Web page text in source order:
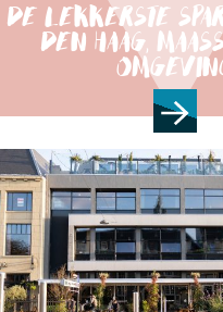
DE LEKKERSTE
DEN HAAG,